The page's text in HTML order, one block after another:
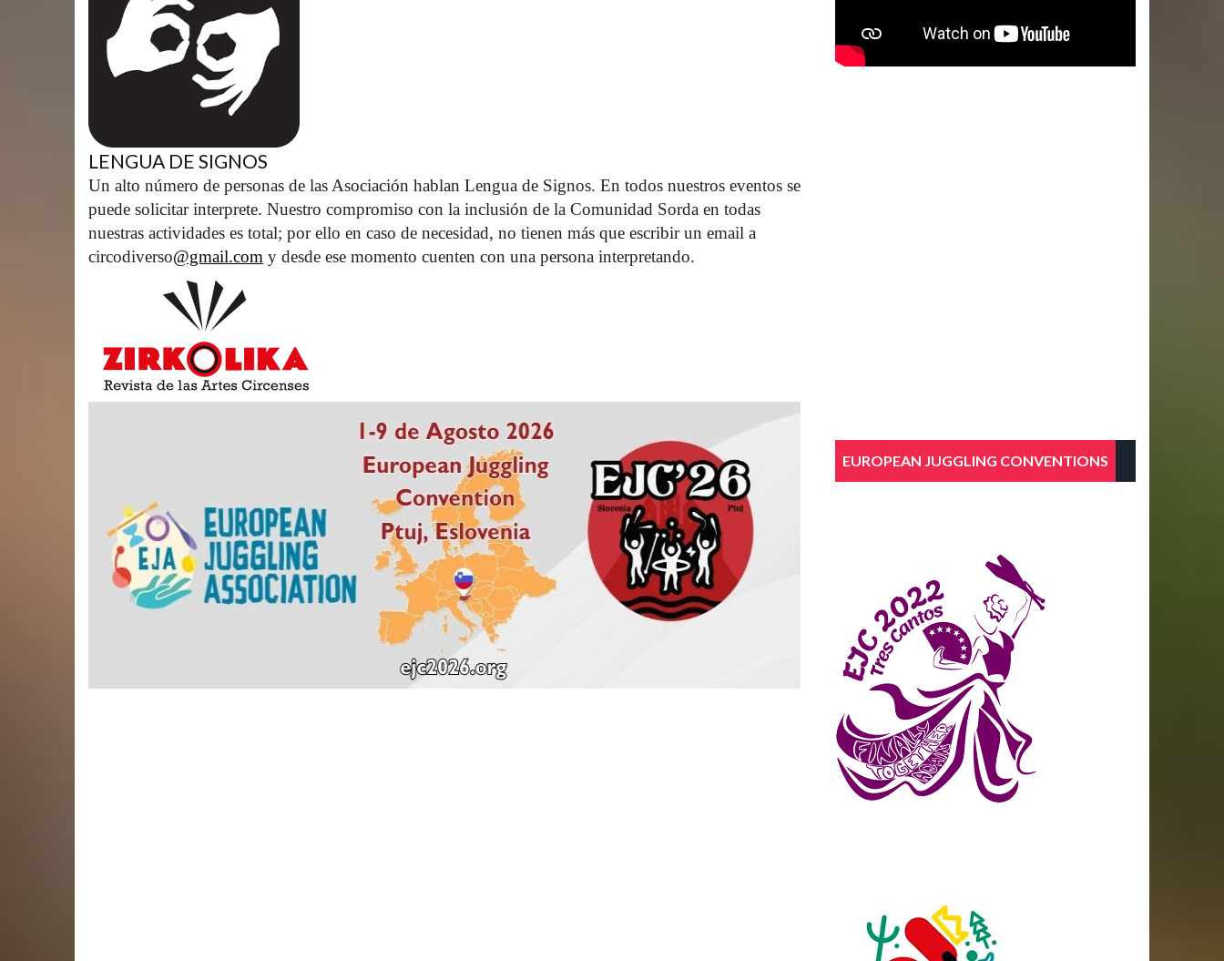
LENGUA DE SIGNOS
Un alto número de personas de las Asociación hablan Lengua de Signos. En todos nuestros eventos se
puede solicitar interprete. Nuestro compromiso con la inclusión de la Comunidad Sorda en todas
nuestras actividades es total; por ello en caso de necesidad, no tienen más que escribir un email a
circodiverso@gmail.com y desde ese momento cuenten con una persona interpretando.
EUROPEAN JUGGLING CONVENTIONS